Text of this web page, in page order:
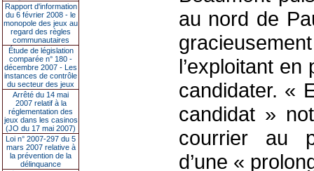
Rapport d'information
du 6 février 2008 - le
monopole des jeux au
regard des règles
communautaires
Étude de législation
comparée n° 180 -
décembre 2007 - Les
instances de contrôle
du secteur des jeux
Arrêté du 14 mai
2007 relatif à la
réglementation des
jeux dans les casinos
(JO du 17 mai 2007)
Loi n° 2007-297 du 5
mars 2007 relative à
la prévention de la
délinquance
au nord de
l’exploitant
candidater. «
candidat »
courrier au
d’une «